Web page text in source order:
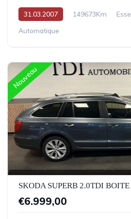
31.03.2007 149673Km
Automatique
Nouveau
SKODA SUPERB 2.0TDI
€6.999,00